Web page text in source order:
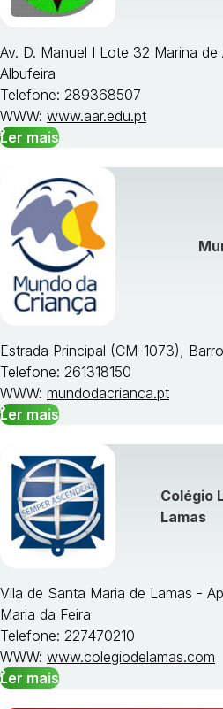
Av. D. Manuel I Lote 32 Marina
Albufeira
Telefone: 289368507
WWW: www.aar.edu.pt
Ler mais
Estrada Principal (CM-1073),
Telefone: 261318150
WWW: mundodacrianca.pt
Ler mais
Colégio
Lamas
Vila de Santa Maria de Lamas -
Maria da Feira
Telefone: 227470210
WWW: www.colegiodelamas.com
Ler mais